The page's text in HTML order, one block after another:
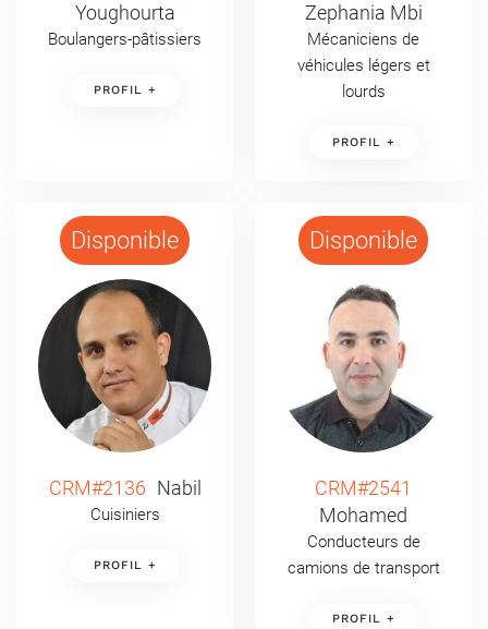
Youghourta
Boulangers-pâtissiers
PROFIL +
Zephania Mbi
Mécaniciens de
véhicules légers et
lourds
PROFIL +
Disponible
CRM#2136 Nabil
Cuisiniers
PROFIL +
Disponible
CRM#2541
Mohamed
Conducteurs de
camions de transport
PROFIL +